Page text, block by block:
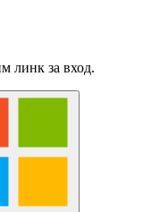
линк за вход.